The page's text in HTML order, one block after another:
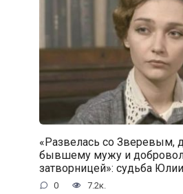
«Развелась со Зверевым,
бывшему мужу и
затворницей»: судьба
0 7.2к.